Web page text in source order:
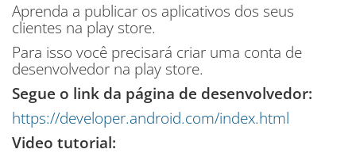
Aprenda a publicar os aplicativos dos seus
clientes na play store.
Para isso você precisará criar uma conta de
desenvolvedor na play store.
Segue o link da página de desenvolvedor:
https://developer.android.com/index.html
Video tutorial: